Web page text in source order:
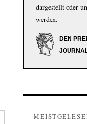
dargestellt oder
werden.
DEN